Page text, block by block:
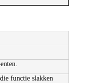
functie slakken